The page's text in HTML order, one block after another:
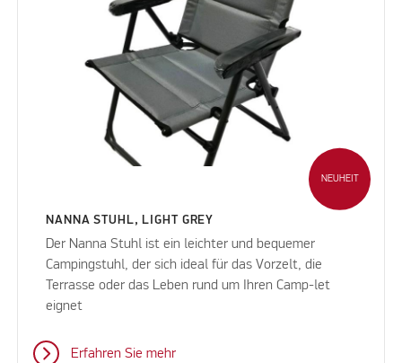
NEUHEIT
NANNA STUHL, LIGHT GREY
Der Nanna Stuhl ist ein leichter und bequemer
Campingstuhl, der sich ideal für das Vorzelt, die
Terrasse oder das Leben rund um Ihren Camp-let
eignet
Erfahren Sie mehr